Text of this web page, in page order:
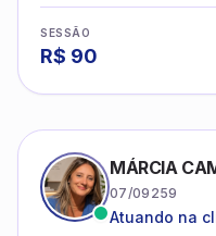
SESSÃO
R$ 90
MÁRCIA
07/09259
Atuando na